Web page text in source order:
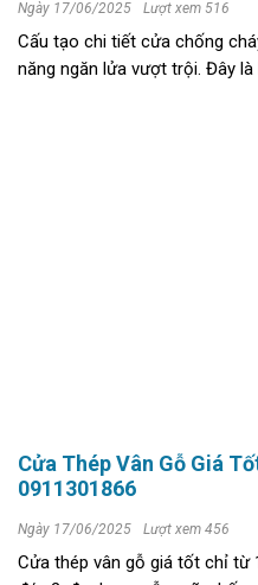
Ngày 17/06/2025 Lượt xem 516
Cấu tạo chi tiết cửa chống
năng ngăn lửa vượt trội. Đây
Cửa Thép Vân Gỗ Giá
0911301866
Ngày 17/06/2025 Lượt xem 456
Cửa thép vân gỗ giá tốt chỉ từ